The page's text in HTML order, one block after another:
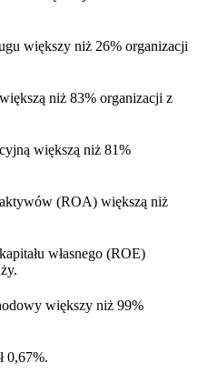
większy niż 26% organizacji
niż 83% organizacji z
większą niż 81%
(ROA) większą niż
własnego (ROE)
większy niż 99%
0,67%.